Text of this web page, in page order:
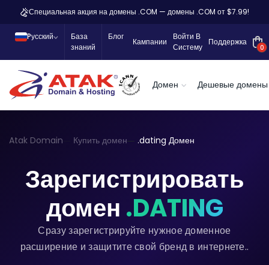
Специальная акция на домены .COM — домены .COM от $7.99!
Pусский
База
знаний
Блог
Кампании
Войти В
Систему
Поддержка
0
Домен Дешевые домены
Atak Domain Купить домен .dating Домен
Зарегистрировать
домен .DATING
Сразу зарегистрируйте нужное доменное
расширение и защитите свой бренд в интернете..